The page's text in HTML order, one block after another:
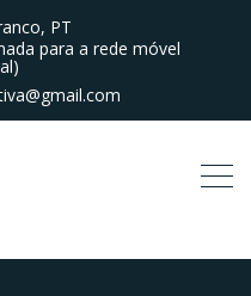
PT
para a rede móvel